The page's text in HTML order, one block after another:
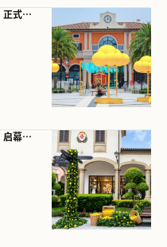
广佛FV佛罗伦萨小镇2026“夏日活力季”正式启幕 非遗龙舟邂逅意式“微度假”，共赴岭南活力仲夏
武汉FV佛罗伦萨小镇2026“夏日活力季”启幕， 共赴意式亲子盛夏